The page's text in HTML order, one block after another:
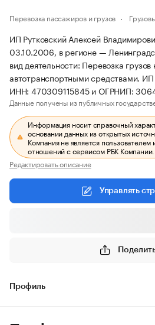
Перевозка пассажиров и грузов
ИП Рутковский Алексей
03.10.2006, в регионе —
вид деятельности: Перевозка
автотранспортными средствами.
ИНН: 470309115845 и ОГРНИП:
Данные получены из публичных
Информация носит справочный
основании данных из открытых
Компания не является
отношений с сервисом РБК Компании.
Редактировать описание
Управлять
Профиль